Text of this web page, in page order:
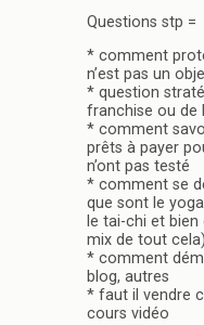
Questions stp =
* comment
n’est pas un
* question
franchise ou de
* comment
prêts à payer
n’ont pas testé
* comment se
que sont le
le tai-chi et bien
mix de tout cela)
* comment
blog, autres
* faut il vendre
cours vidéo